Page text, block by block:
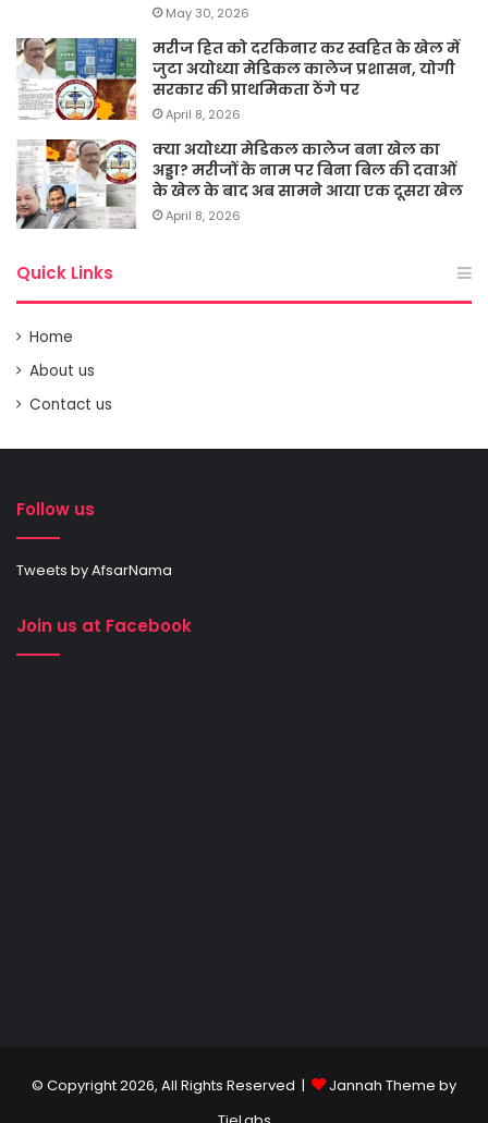
May 30, 2026
मरीज हित को दरकिनार कर स्वहित के खेल में
जुटा अयोध्या मेडिकल कालेज प्रशासन, योगी
सरकार की प्राथमिकता ठेंगे पर
April 8, 2026
क्या अयोध्या मेडिकल कालेज बना खेल का
अड्डा? मरीजों के नाम पर बिना बिल की दवाओं
के खेल के बाद अब सामने आया एक दूसरा खेल
April 8, 2026
Quick Links
Home
About us
Contact us
Follow us
Tweets by AfsarNama
Join us at Facebook
© Copyright 2026, All Rights Reserved |
Jannah Theme by